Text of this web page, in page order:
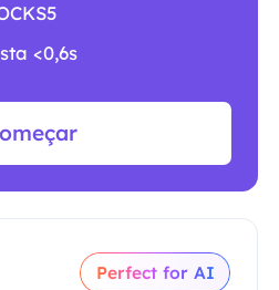
<0,6s
Perfect for AI